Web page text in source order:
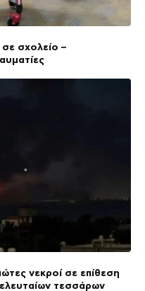
σχολείο –
νεκροί σε επίθεση
τεσσάρων